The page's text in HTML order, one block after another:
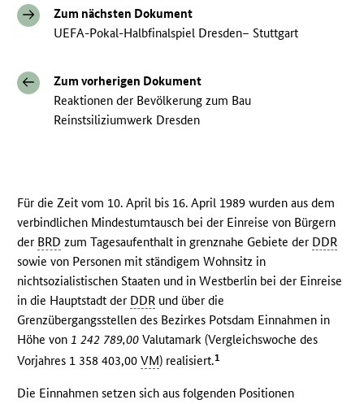
Zum nächsten Dokument
UEFA-Pokal-Halbfinalspiel Dresden– Stuttgart
Zum vorherigen Dokument
Reaktionen der Bevölkerung zum Bau
Reinstsiliziumwerk Dresden
Für die Zeit vom 10. April bis 16. April 1989 wurden aus dem
verbindlichen Mindestumtausch bei der Einreise von Bürgern
der BRD zum Tagesaufenthalt in grenznahe Gebiete der DDR
sowie von Personen mit ständigem Wohnsitz in
nichtsozialistischen Staaten und in Westberlin bei der Einreise
in die Hauptstadt der DDR und über die
Grenzübergangsstellen des Bezirkes Potsdam Einnahmen in
Höhe von1 242 789,00 Valutamark (Vergleichswoche des
Vorjahres 1 358 403,00VM) realisiert.1
Die Einnahmen setzen sich aus folgenden Positionen